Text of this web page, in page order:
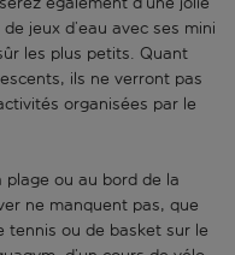
jeux d’eau avec ses mini
les plus petits. Quant
ils ne verront pas
organisées par le
ou au bord de la
ne manquent pas, que
tennis ou de basket sur le